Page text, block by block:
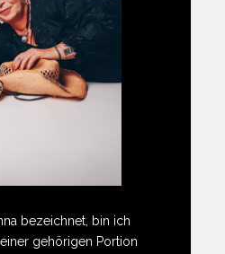
bezeichnet, bin ich
gehörigen Portion